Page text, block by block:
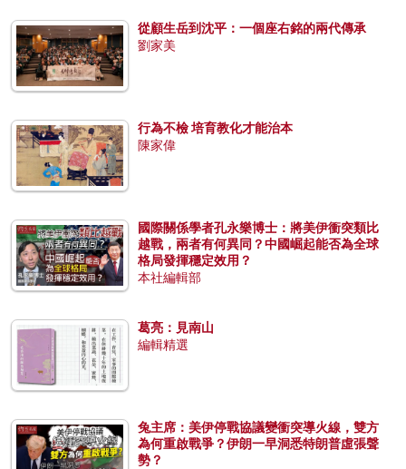
從顧生岳到沈平：一個座右銘的兩代傳承
劉家美
行為不檢 培育教化才能治本
陳家偉
國際關係學者孔永樂博士：將美伊衝突類比
越戰，兩者有何異同？中國崛起能否為全球
格局發揮穩定效用？
本社編輯部
葛亮：見南山
編輯精選
兔主席：美伊停戰協議變衝突導火線，雙方
為何重啟戰爭？伊朗一早洞悉特朗普虛張聲
勢？